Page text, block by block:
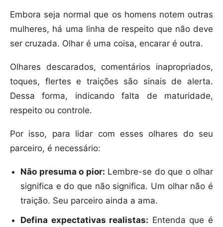
Embora seja normal que os homens notem outras
mulheres, há uma linha de respeito que não deve
ser cruzada. Olhar é uma coisa, encarar é outra.
Olhares descarados, comentários inapropriados,
toques, flertes e traições são sinais de alerta.
Dessa forma, indicando falta de maturidade,
respeito ou controle.
Por isso, para lidar com esses olhares do seu
parceiro, é necessário:
Não presuma o pior: Lembre-se do que o olhar
significa e do que não significa. Um olhar não é
traição. Seu parceiro ainda a ama.
Defina expectativas realistas: Entenda que é